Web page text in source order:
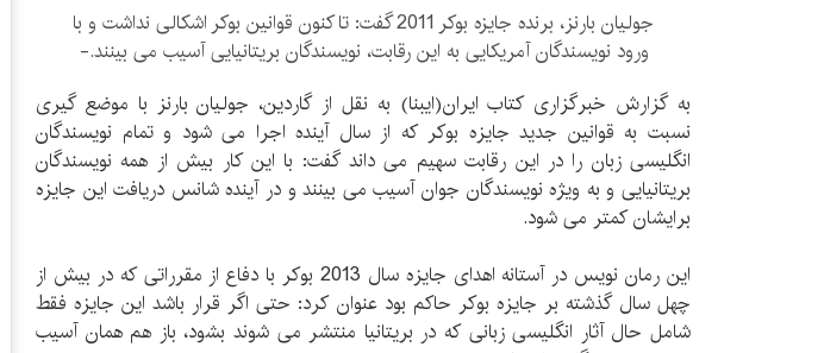
جولیان بارنز، برنده جایزه بوکر 2011 گفت: تا کنون قوانین بوکر اشکالی نداشت و با
ورود نویسندگان آمریکایی به این رقابت، نویسندگان بریتانیایی آسیب می بینند.-
به گزارش خبرگزاری کتاب ایران(ایبنا) به نقل از گاردین، جولیان بارنز با موضع گیری
نسبت به قوانین جدید جایزه بوکر که از سال آینده اجرا می شود و تمام نویسندگان
انگلیسی زبان را در این رقابت سهیم می داند گفت: با این کار بیش از همه نویسندگان
بریتانیایی و به ویژه نویسندگان جوان آسیب می بینند و در آینده شانس دریافت این جایزه
برایشان کمتر می شود.
این رمان نویس در آستانه اهدای جایزه سال 2013 بوکر با دفاع از مقرراتی که در بیش از
چهل سال گذشته بر جایزه بوکر حاکم بود عنوان کرد: حتی اگر قرار باشد این جایزه فقط
شامل حال آثار انگلیسی زبانی که در بریتانیا منتشر می شوند بشود، باز هم همان آسیب